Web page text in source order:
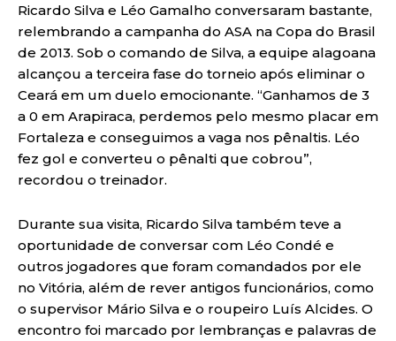
Ricardo Silva e Léo Gamalho conversaram bastante,
relembrando a campanha do ASA na Copa do Brasil
de 2013. Sob o comando de Silva, a equipe alagoana
alcançou a terceira fase do torneio após eliminar o
Ceará em um duelo emocionante. “Ganhamos de 3
a 0 em Arapiraca, perdemos pelo mesmo placar em
Fortaleza e conseguimos a vaga nos pênaltis. Léo
fez gol e converteu o pênalti que cobrou”,
recordou o treinador.
Durante sua visita, Ricardo Silva também teve a
oportunidade de conversar com Léo Condé e
outros jogadores que foram comandados por ele
no Vitória, além de rever antigos funcionários, como
o supervisor Mário Silva e o roupeiro Luís Alcides. O
encontro foi marcado por lembranças e palavras de